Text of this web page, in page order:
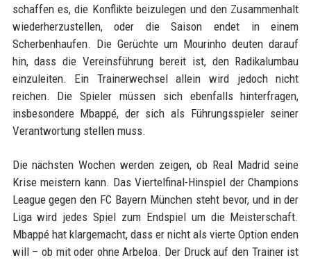
schaffen es, die Konflikte beizulegen und den Zusammenhalt
wiederherzustellen, oder die Saison endet in einem
Scherbenhaufen. Die Gerüchte um Mourinho deuten darauf
hin, dass die Vereinsführung bereit ist, den Radikalumbau
einzuleiten. Ein Trainerwechsel allein wird jedoch nicht
reichen. Die Spieler müssen sich ebenfalls hinterfragen,
insbesondere Mbappé, der sich als Führungsspieler seiner
Verantwortung stellen muss.
Die nächsten Wochen werden zeigen, ob Real Madrid seine
Krise meistern kann. Das Viertelfinal-Hinspiel der Champions
League gegen den FC Bayern München steht bevor, und in der
Liga wird jedes Spiel zum Endspiel um die Meisterschaft.
Mbappé hat klargemacht, dass er nicht als vierte Option enden
will – ob mit oder ohne Arbeloa. Der Druck auf den Trainer ist